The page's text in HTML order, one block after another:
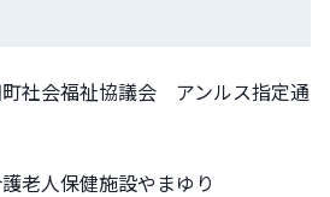
社会福祉協議会 アンルス指定通
老人保健施設やまゆり